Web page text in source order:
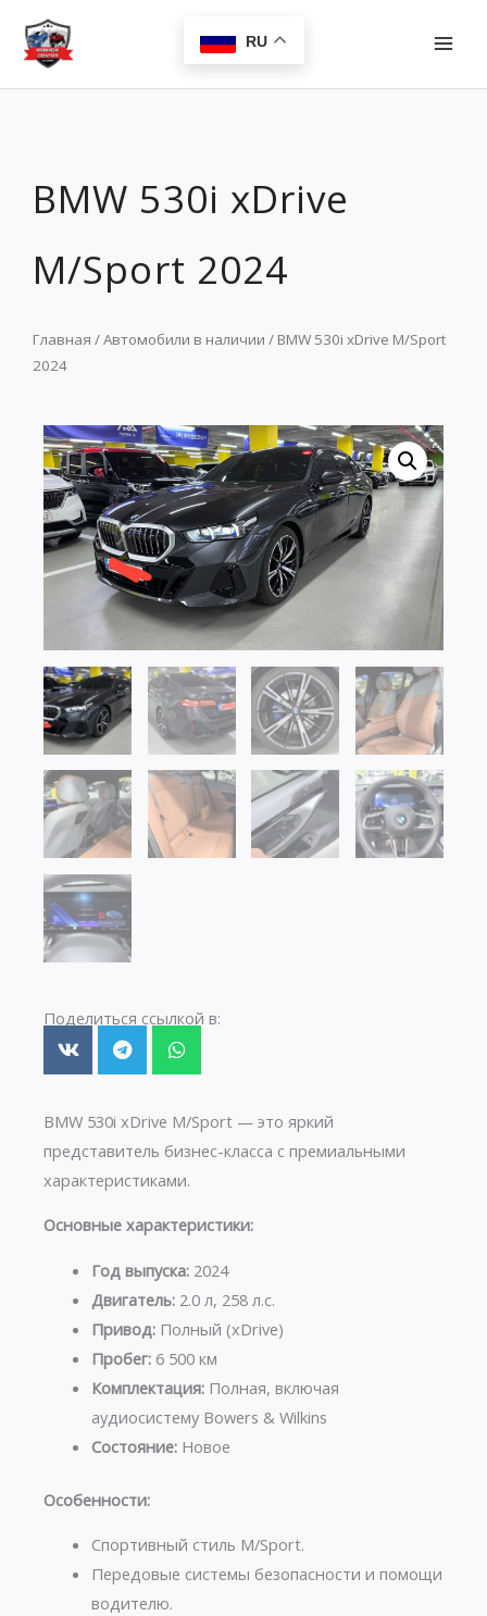
Перейти
содержимому
RU
BMW 530i xDrive
M/Sport 2024
Главная /Автомобили в наличии / BMW 530i xDrive M/Sport
2024
Поделиться ссылкой в:
BMW 530i xDrive M/Sport — это яркий
представитель бизнес-класса с премиальными
характеристиками.
Основные характеристики:
Год выпуска:2024
Двигатель:2.0 л, 258 л.с.
Привод:Полный (xDrive)
Пробег:6 500 км
Комплектация:Полная, включая
аудиосистему Bowers & Wilkins
Состояние:Новое
Особенности:
Спортивный стиль M/Sport.
Передовые системы безопасности и помощи
водителю.